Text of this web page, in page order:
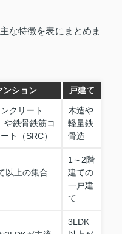
な特徴を表にまとめま
ンション 戸建て
クリート
や鉄骨鉄筋コ
ト（SRC）
木造や
軽量鉄
骨造
以上の集合
1～2階
建ての
一戸建
て
3LDK